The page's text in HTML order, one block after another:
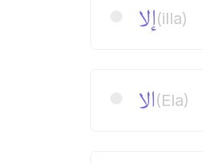
إلا(illa)
الا(Ela)